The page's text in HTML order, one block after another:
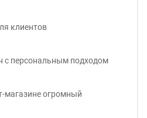
клиентов
с персональным подходом
магазине огромный